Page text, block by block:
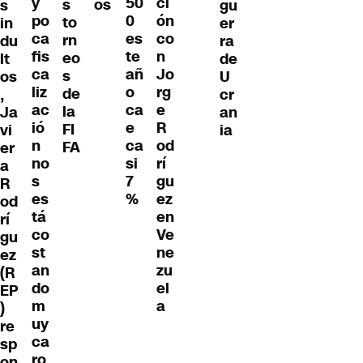
s
in
du
lt
os
,
Ja
vi
er
a
R
od
rí
gu
ez
(R
EP
)
re
sp
po
ca
fis
ca
liz
ac
ió
n
no
s
es
tá
co
st
an
do
m
uy
ca
s
to
rn
eo
s
de
la
FI
FA
os
0
es
te
añ
o
ca
e
ca
si
7
%
ón
co
n
Jo
rg
e
R
od
rí
gu
ez
en
Ve
ne
zu
el
a
gu
er
ra
de
U
cr
an
ia